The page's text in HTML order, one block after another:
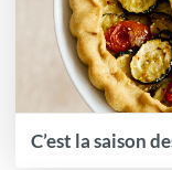
C’est la saison